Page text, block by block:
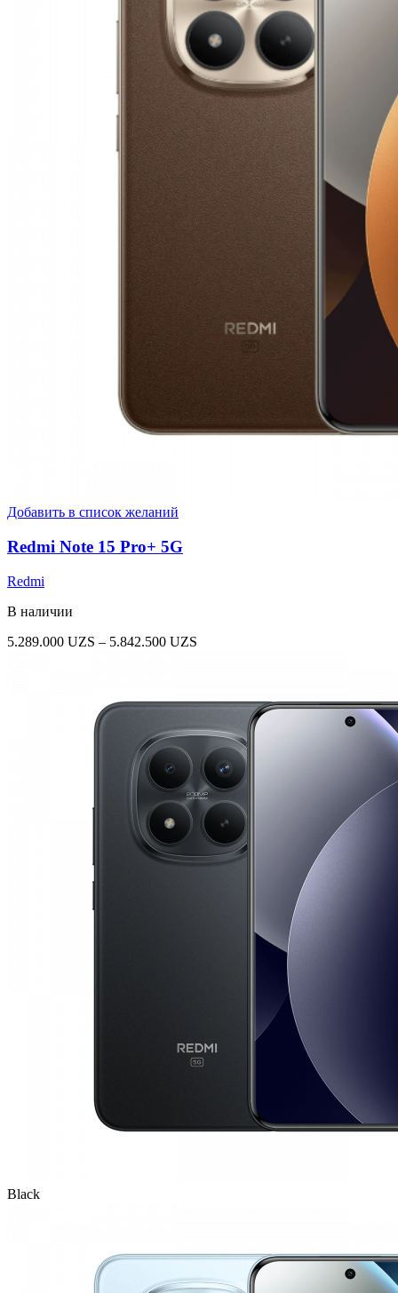
Добавить в список желаний
Redmi Note 15 Pro+ 5G
Redmi
В наличии
5.289.000 UZS – 5.842.500 UZS
5.842.500 UZS
Black